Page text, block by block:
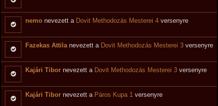
nemo nevezett a Dovit Methodozás Mesterei 4 versenyre
Fazekas Attilanevezett a Dovit Methodozás Mesterei 3 versenyre
Kajári Tibor nevezett a Dovit Methodozás Mesterei 3 versenyre
Kajári Tibor nevezett a Páros Kupa 1 versenyre